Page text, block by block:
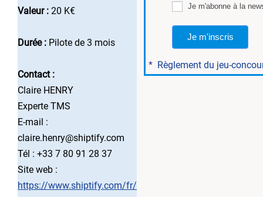
Valeur : 20 K€
Durée : Pilote de 3 mois
Contact :
Claire HENRY
Experte TMS
E-mail :
claire.henry@shiptify.com
Tél : +33 7 80 91 28 37
Site web :
https://www.shiptify.com/fr/
Je m'abonne à la
Je m'inscris
* Règlement du jeu-